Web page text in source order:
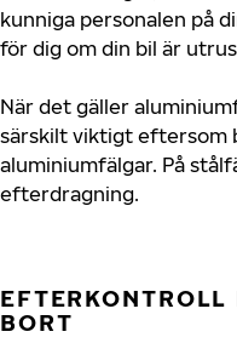
kunniga personalen på
för dig om din bil är
När det gäller
särskilt viktigt eftersom
aluminiumfälgar. På
efterdragning.
BORT